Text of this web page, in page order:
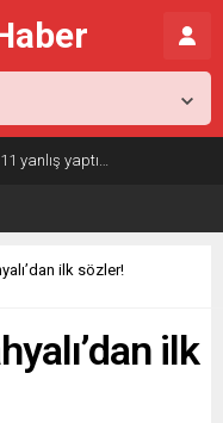
yanlış yaptı…
ilk sözler!
ilk